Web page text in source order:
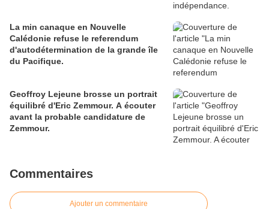
La min canaque en Nouvelle
Calédonie refuse le referendum
d'autodétermination de la grande île
du Pacifique.
Geoffroy Lejeune brosse un portrait
équilibré d'Eric Zemmour. A écouter
avant la probable candidature de
Zemmour.
Commentaires
Ajouter un commentaire